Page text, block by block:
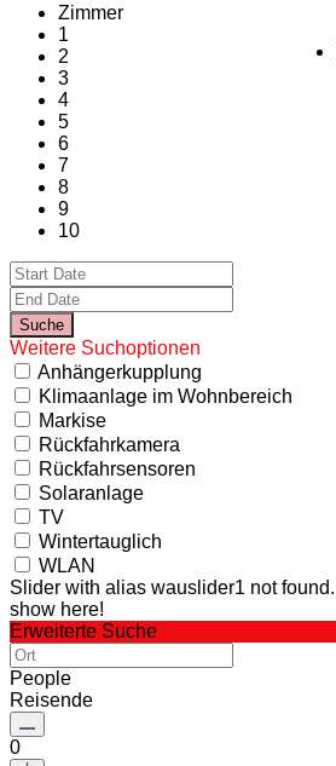
Zimmer
1
2
3
4
5
6
7
8
9
10
Weitere Suchoptionen
Anhängerkupplung
Klimaanlage im Wohnbereich
Markise
Rückfahrkamera
Rückfahrsensoren
Solaranlage
TV
Wintertauglich
WLAN
Slider with alias wauslider1 not found.
show here!
Erweiterte Suche
People
Reisende
0